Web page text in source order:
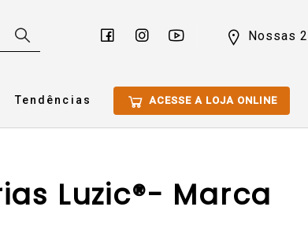
Nossas
Tendências ACESSE A LOJA ONLINE
Luzic®- Marca